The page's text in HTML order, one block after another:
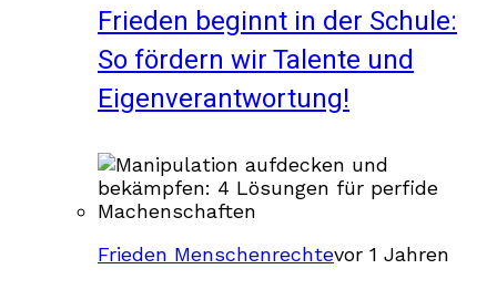
Frieden beginnt in der Schule:
So fördern wir Talente und
Eigenverantwortung!
Frieden Menschenrechtevor 1 Jahren